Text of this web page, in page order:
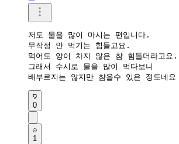
저도 물을 많이 마시는 편입니다.
무작정 안 먹기는 힘들고요.
먹어도 양이 차지 않은 참 힘들더라고요.
그래서 수시로 물을 많이 먹다보니
배부르지는 않지만 참을수 있은 정도네요
0
1